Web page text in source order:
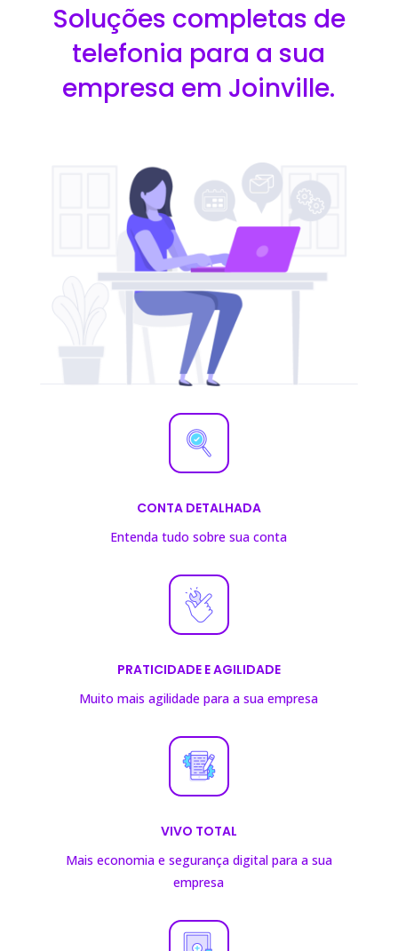
Soluções completas de
telefonia para a sua
empresa em Joinville.
CONTA DETALHADA
Entenda tudo sobre sua conta
PRATICIDADE E AGILIDADE
Muito mais agilidade para a sua empresa
VIVO TOTAL
Mais economia e segurança digital para a sua
empresa